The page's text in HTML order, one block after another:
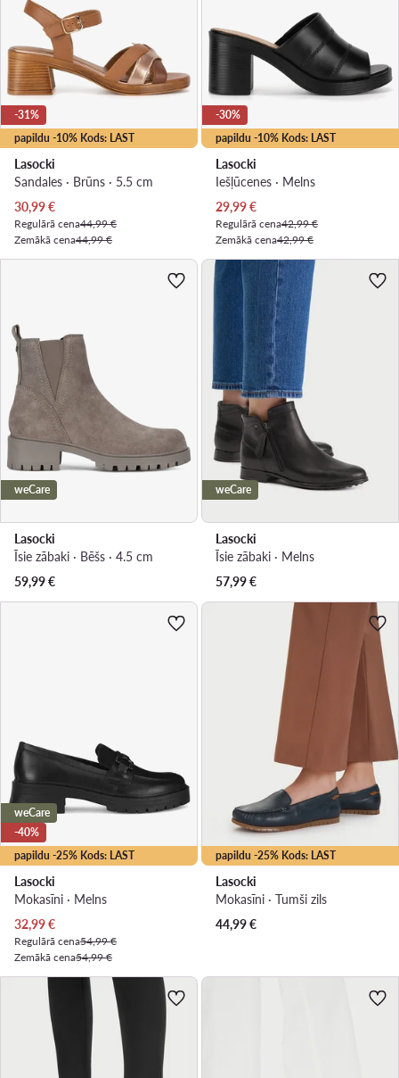
papildu -10% Kods: LAST
-31%
Lasocki
Sandales · Brūns · 5.5 cm
Pašreizējā cena
30,99€
Regulārā cena44,99 €
Zemākā cena44,99 €
papildu -10% Kods: LAST
-30%
Lasocki
Iešļūcenes · Melns
Pašreizējā cena
29,99€
Regulārā cena42,99 €
Zemākā cena42,99 €
weCare
Lasocki
Īsie zābaki · Bēšs · 4.5 cm
59,99€
weCare
Lasocki
Īsie zābaki · Melns
57,99€
papildu -25% Kods: LAST
weCare
-40%
Lasocki
Mokasīni · Melns
Pašreizējā cena
32,99€
Regulārā cena54,99 €
Zemākā cena54,99 €
papildu -25% Kods: LAST
Lasocki
Mokasīni · Tumši zils
44,99€